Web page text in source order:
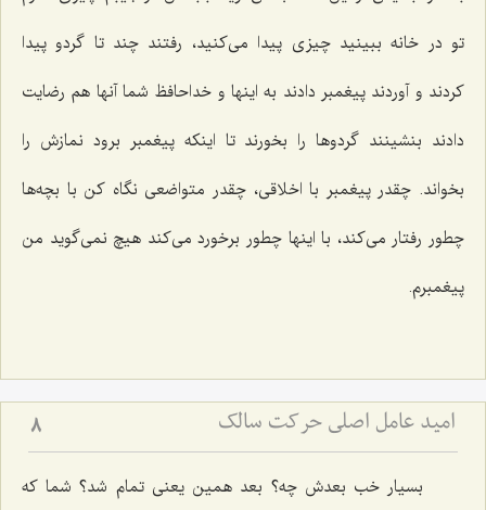
تو در خانه ببینید چیزی پیدا می‌کنید، رفتند چند تا گردو پیدا
کردند و آوردند پیغمبر دادند به اینها و خداحافظ شما آنها هم رضایت
دادند بنشینند گردوها را بخورند تا اینکه پیغمبر برود نمازش را
بخواند. چقدر پیغمبر با اخلاقی، چقدر متواضعی نگاه کن با بچه‌ها
چطور رفتار می‌کند، با اینها چطور برخورد می‌کند هیچ نمی‌گوید من
پیغمبرم.
امید عامل اصلی حرکت سالک 8
بسیار خب بعدش چه؟ بعد همین یعنی تمام شد؟ شما که